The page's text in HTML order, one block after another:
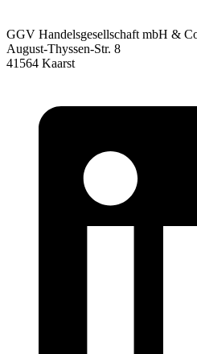
GGV Handelsgesellschaft mbH &
August-Thyssen-Str. 8
41564 Kaarst